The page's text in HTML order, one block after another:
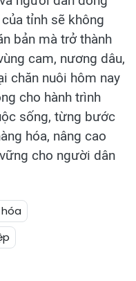
tỉnh sẽ không
bản mà trở thành
cam, nương dâu,
chăn nuôi hôm nay
cho hành trình
sống, từng bước
hóa, nâng cao
cho người dân